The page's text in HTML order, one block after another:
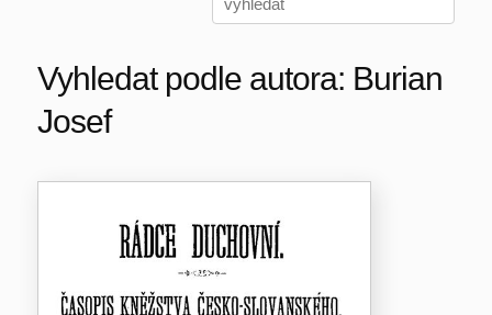
Vyhledat podle autora: Burian
Josef